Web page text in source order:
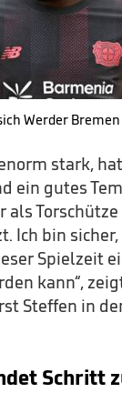
Werder Bremen
stark,
ein gutes
als Torschütze
Ich bin
Spielzeit
kann“,
Steffen in
Schritt